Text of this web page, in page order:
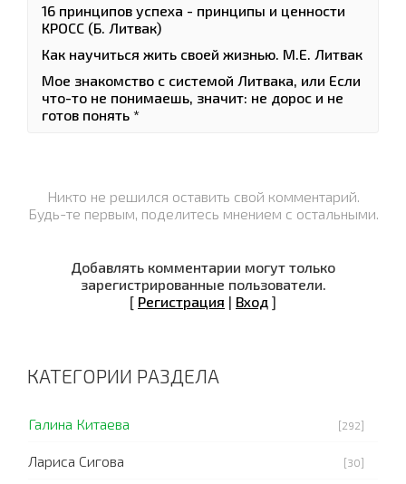
16 принципов успеха - принципы и ценности
КРОСС (Б. Литвак)
Как научиться жить своей жизнью. М.Е. Литвак
Мое знакомство с системой Литвака, или Если
что-то не понимаешь, значит: не дорос и не
готов понять *
Никто не решился оставить свой комментарий.
Будь-те первым, поделитесь мнением с остальными.
Добавлять комментарии могут только
зарегистрированные пользователи.
[ Регистрация | Вход ]
КАТЕГОРИИ РАЗДЕЛА
Галина Китаева [292]
Лариса Сигова [30]